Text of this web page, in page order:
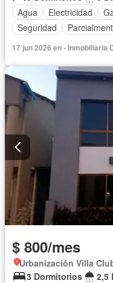
Agua
Electricidad
Seguridad
17 jun 2026 en - Inmobiliaria
$ 800/mes
Urbanización Villa
3 Dormitorios
2,5